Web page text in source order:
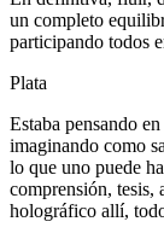
un completo
participando todos
Plata
Estaba pensando
imaginando como
lo que uno puede
comprensión, tesis,
holográfico allí,